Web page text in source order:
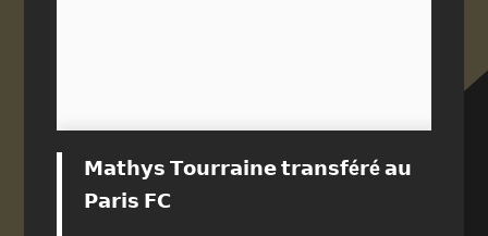
𝗠𝗮𝘁𝗵𝘆𝘀 𝗧𝗼𝘂𝗿𝗿𝗮𝗶𝗻𝗲 𝘁𝗿𝗮𝗻𝘀𝗳é𝗿é 𝗮𝘂
𝗣𝗮𝗿𝗶𝘀 𝗙𝗖